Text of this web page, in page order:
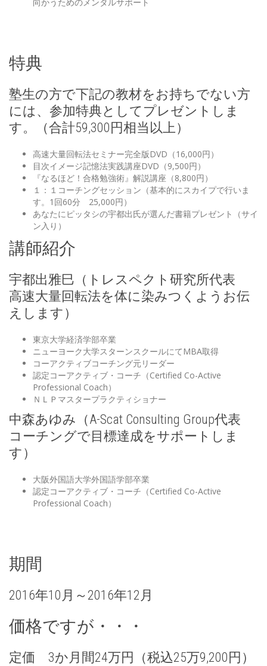
特典
塾生の方で下記の教材をお持ちでない方
には、参加特典としてプレゼントしま
す。（合計59,300円相当以上）
高速大量回転法セミナー完全版DVD（16,000円）
目次イメージ記憶法実践講座DVD（9,500円）
『なるほど！合格勉強術』解説講座（8,800円）
１：１コーチングセッション（基本的にスカイプで行いま
す。1回60分 25,000円）
あなたにピッタシの宇都出氏が選んだ書籍プレゼント（サイ
ン入り）
講師紹介
宇都出雅巳 （トレスペクト研究所代表
高速大量回転法を体に染みつくようお伝
えします）
東京大学経済学部卒業
ニューヨーク大学スターンスクールにてMBA取得
コーアクティブコーチング元リーダー
認定コーアクティブ・コーチ（Certified Co-Active
Professional Coach）
ＮＬＰマスタープラクティショナー
中森あゆみ（A-Scat Consulting Group代表
コーチングで目標達成をサポートしま
す）
大阪外国語大学外国語学部卒業
認定コーアクティブ・コーチ（Certified Co-Active
Professional Coach）
期間
2016年10月～2016年12月
価格ですが・・・
定価 3か月間24万円（税込25万9,200円）